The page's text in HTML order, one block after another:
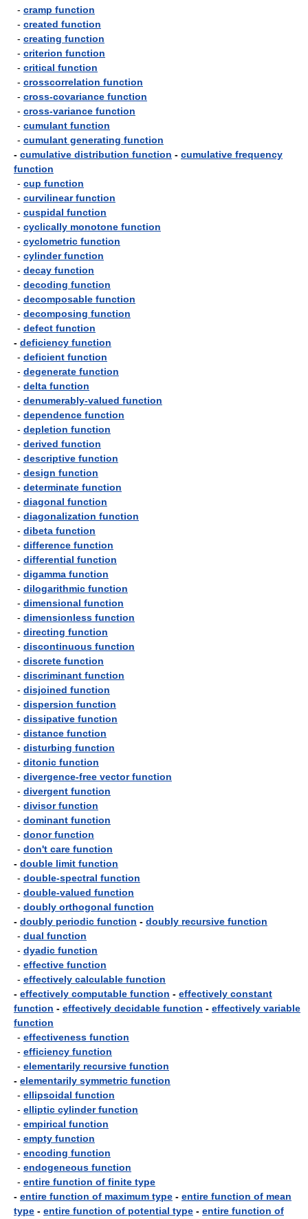
- cramp function
- created function
- creating function
- criterion function
- critical function
- crosscorrelation function
- cross-covariance function
- cross-variance function
- cumulant function
- cumulant generating function
- cumulative distribution function - cumulative frequency
function
- cup function
- curvilinear function
- cuspidal function
- cyclically monotone function
- cyclometric function
- cylinder function
- decay function
- decoding function
- decomposable function
- decomposing function
- defect function
- deficiency function
- deficient function
- degenerate function
- delta function
- denumerably-valued function
- dependence function
- depletion function
- derived function
- descriptive function
- design function
- determinate function
- diagonal function
- diagonalization function
- dibeta function
- difference function
- differential function
- digamma function
- dilogarithmic function
- dimensional function
- dimensionless function
- directing function
- discontinuous function
- discrete function
- discriminant function
- disjoined function
- dispersion function
- dissipative function
- distance function
- disturbing function
- ditonic function
- divergence-free vector function
- divergent function
- divisor function
- dominant function
- donor function
- don't care function
- double limit function
- double-spectral function
- double-valued function
- doubly orthogonal function
- doubly periodic function - doubly recursive function
- dual function
- dyadic function
- effective function
- effectively calculable function
- effectively computable function - effectively constant
function - effectively decidable function - effectively variable
function
- effectiveness function
- efficiency function
- elementarily recursive function
- elementarily symmetric function
- ellipsoidal function
- elliptic cylinder function
- empirical function
- empty function
- encoding function
- endogeneous function
- entire function of finite type
- entire function of maximum type - entire function of mean
type - entire function of potential type - entire function of